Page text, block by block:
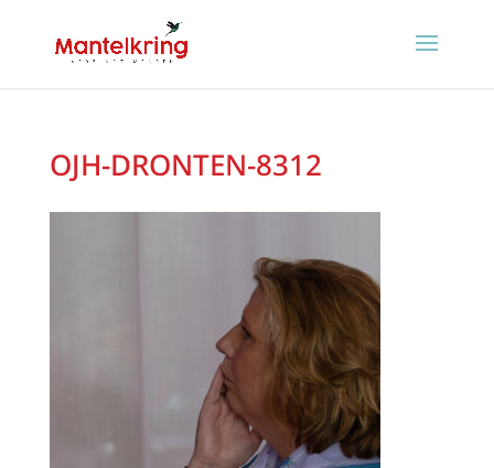
OJH-DRONTEN-8312